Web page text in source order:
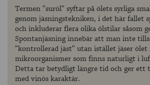
Termen ”suröl” syftar på ölets syrliga
genom jäsningstekniken, i det här fallet
och inkluderar flera olika ölstilar såsom
Spontanjäsning innebär att man inte
”kontrollerad jäst” utan istället jäser ölet
mikroorganismer som finns naturligt i
Detta tar betydligt längre tid och ger
med vinös karaktär.